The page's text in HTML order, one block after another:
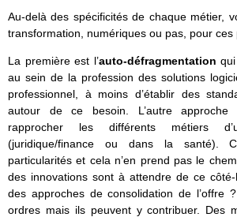
Au-delà des spécificités de chaque métier,
transformation, numériques ou pas, pour ces
La première est l’auto-défragmentation
au sein de la profession des solutions
professionnel, à moins d’établir des
autour de ce besoin. L’autre approche
rapprocher les différents métiers
(juridique/finance ou dans la santé).
particularités et cela n’en prend pas le
des innovations sont à attendre de ce
des approches de consolidation de l’offre
ordres mais ils peuvent y contribuer. Des